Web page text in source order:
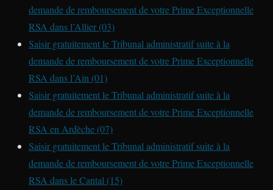
demande de remboursement de votre Prime Exceptionnelle
RSA dans l’Allier (03)
Saisir gratuitement le Tribunal administratif suite à la
demande de remboursement de votre Prime Exceptionnelle
RSA dans l’Ain (01)
Saisir gratuitement le Tribunal administratif suite à la
demande de remboursement de votre Prime Exceptionnelle
RSA en Ardèche (07)
Saisir gratuitement le Tribunal administratif suite à la
demande de remboursement de votre Prime Exceptionnelle
RSA dans le Cantal (15)